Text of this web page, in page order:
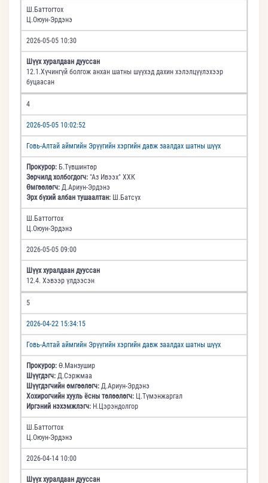
Ш.Баттогтох
Ц.Оюун-Эрдэнэ
2026-05-05 10:30
Шүүх хуралдаан дууссан
12.1.Хүчингүй болгож анхан шатны шүүхэд дахин хэлэлцүүлэхээр
буцаасан
4
2026-05-05 10:02:52
Говь-Алтай аймгийн Эрүүгийн хэргийн давж заалдах шатны шүүх
Прокурор: Б.Түвшинтөр
Зөрчилд холбогдогч: "Аз Ивээх" ХХК
Өмгөөлөгч: Д.Ариун-Эрдэнэ
Эрх бүхий албан тушаалтан: Ш.Батсүх
Ш.Баттогтох
Ц.Оюун-Эрдэнэ
2026-05-05 09:00
Шүүх хуралдаан дууссан
12.4. Хэвээр үлдээсэн
5
2026-04-22 15:34:15
Говь-Алтай аймгийн Эрүүгийн хэргийн давж заалдах шатны шүүх
Прокурор: Ө.Манзушир
Шүүгдэгч: Д.Сэржмаа
Шүүгдэгчийн өмгөөлөгч: Д.Ариун-Эрдэнэ
Хохирогчийн хууль ёсны төлөөлөгч: Ц.Түмэнжаргал
Иргэний нэхэмжлэгч: Н.Цэрэндолгор
Ш.Баттогтох
Ц.Оюун-Эрдэнэ
2026-04-14 10:00
Шүүх хуралдаан дууссан